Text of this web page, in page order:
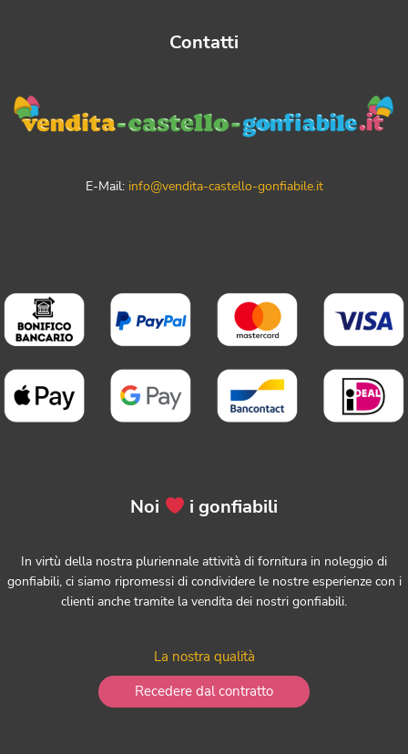
Contatti
E-Mail: info@vendita-castello-gonfiabile.it
Noi i gonfiabili
In virtù della nostra pluriennale attività di fornitura in noleggio di
gonfiabili, ci siamo ripromessi di condividere le nostre esperienze con i
clienti anche tramite la vendita dei nostri gonfiabili.
La nostra qualità
Recedere dal contratto